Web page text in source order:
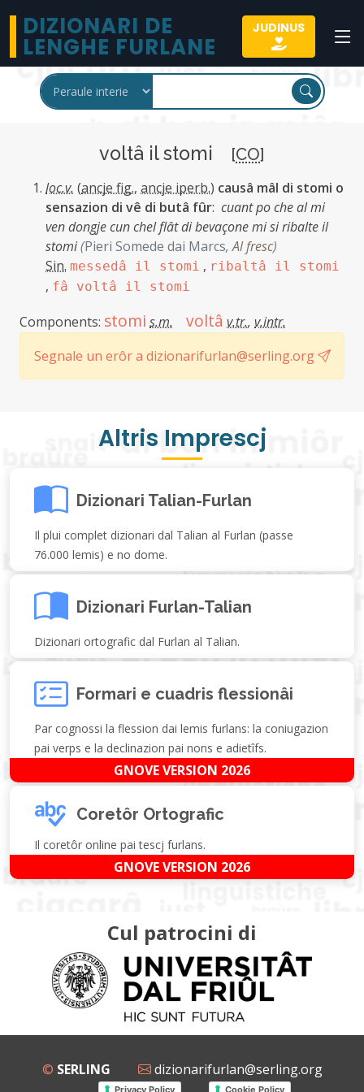
DIZIONARI DE
LENGHE FURLANE
JUDINUS
voltâ il stomi [CO]
loc.v. (ancje fig., ancje iperb.) causâ mâl di stomi o
sensazion di vê di butâ fûr: cuant po che al mi
ven dongje cun chel flât di bevaçone mi si ribalte il
stomi(Pieri Somede dai Marcs,Al fresc)
Sin. messedâ il stomi , ribaltâ il stomi
, fâ voltâ il stomi
Components: stomi s.m. voltâ v.tr., v.intr.
Segnale un erôr a dizionarifurlan@serling.org
Altris Imprescj
Dizionari Talian-Furlan
Il plui complet dizionari dal Talian al Furlan (passe
76.000 lemis) e no dome.
Dizionari Furlan-Talian
Dizionari ortografic dal Furlan al Talian.
Formari e cuadris flessionâi
Par cognossi la flession dai lemis furlans: la coniugazion
pai verps e la declinazion pai nons e adietîfs.
GNOVE VERSION 2026
Coretôr Ortografic
Il coretôr online pai tescj furlans.
GNOVE VERSION 2026
Cul patrocini di
© SERLING dizionarifurlan@serling.org